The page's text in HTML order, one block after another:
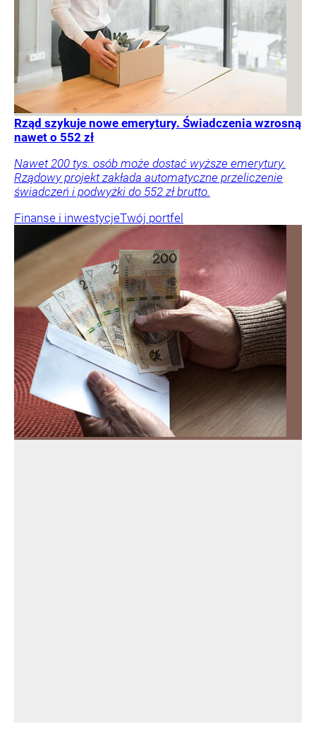
Rząd szykuje nowe emerytury. Świadczenia wzrosną
nawet o 552 zł
Nawet 200 tys. osób może dostać wyższe emerytury.
Rządowy projekt zakłada automatyczne przeliczenie
świadczeń i podwyżki do 552 zł brutto.
Finanse i inwestycjeTwój portfel